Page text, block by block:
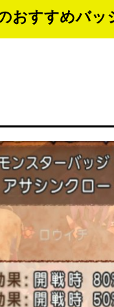
おすすめバッ